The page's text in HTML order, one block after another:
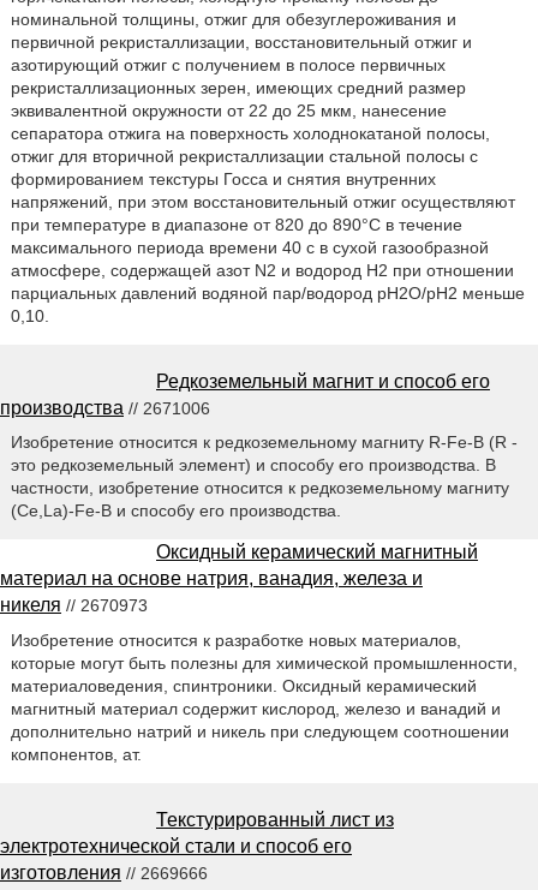
номинальной толщины, отжиг для обезуглероживания и
первичной рекристаллизации, восстановительный отжиг и
азотирующий отжиг с получением в полосе первичных
рекристаллизационных зерен, имеющих средний размер
эквивалентной окружности от 22 до 25 мкм, нанесение
сепаратора отжига на поверхность холоднокатаной полосы,
отжиг для вторичной рекристаллизации стальной полосы с
формированием текстуры Госса и снятия внутренних
напряжений, при этом восстановительный отжиг осуществляют
при температуре в диапазоне от 820 до 890°C в течение
максимального периода времени 40 с в сухой газообразной
атмосфере, содержащей азот N2 и водород H2 при отношении
парциальных давлений водяной пар/водород pH2O/pH2 меньше
0,10.
Редкоземельный магнит и способ его
производства // 2671006
Изобретение относится к редкоземельному магниту R-Fe-B (R -
это редкоземельный элемент) и способу его производства. В
частности, изобретение относится к редкоземельному магниту
(Ce,La)-Fe-B и способу его производства.
Оксидный керамический магнитный
материал на основе натрия, ванадия, железа и
никеля // 2670973
Изобретение относится к разработке новых материалов,
которые могут быть полезны для химической промышленности,
материаловедения, спинтроники. Оксидный керамический
магнитный материал содержит кислород, железо и ванадий и
дополнительно натрий и никель при следующем соотношении
компонентов, ат.
Текстурированный лист из
электротехнической стали и способ его
изготовления // 2669666